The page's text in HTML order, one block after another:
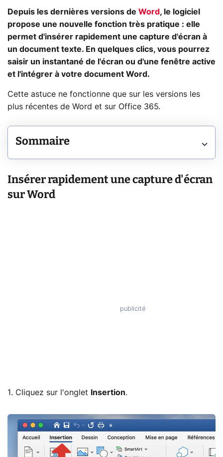
Depuis les dernières versions de Word , le logiciel
propose une nouvelle fonction très pratique : elle
permet d'insérer rapidement une capture d'écran à
un document texte. En quelques clics, vous pourrez
saisir un instantané de l'écran ou d'une fenêtre active
et l'intégrer à votre document Word.
Cette astuce ne fonctionne que sur les versions les
plus récentes de Word et sur Office 365.
Sommaire
Insérer rapidement une capture d'écran
sur Word
1. Cliquez sur l'onglet Insertion.